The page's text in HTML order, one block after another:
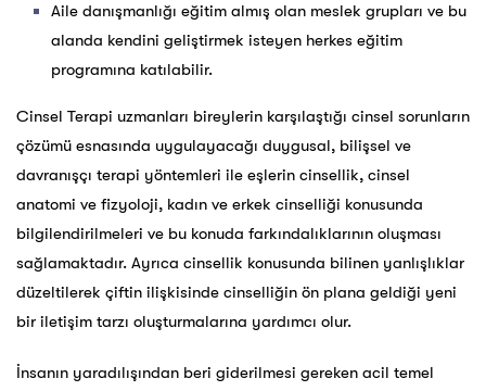
Aile danışmanlığı eğitim almış olan meslek grupları ve bu
alanda kendini geliştirmek isteyen herkes eğitim
programına katılabilir.
Cinsel Terapi uzmanları bireylerin karşılaştığı cinsel sorunların
çözümü esnasında uygulayacağı duygusal, bilişsel ve
davranışçı terapi yöntemleri ile eşlerin cinsellik, cinsel
anatomi ve fizyoloji, kadın ve erkek cinselliği konusunda
bilgilendirilmeleri ve bu konuda farkındalıklarının oluşması
sağlamaktadır. Ayrıca cinsellik konusunda bilinen yanlışlıklar
düzeltilerek çiftin ilişkisinde cinselliğin ön plana geldiği yeni
bir iletişim tarzı oluşturmalarına yardımcı olur.
İnsanın yaradılışından beri giderilmesi gereken acil temel